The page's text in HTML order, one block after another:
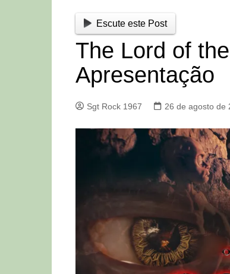
Escute este Post
The Lord of
Apresentação
Sgt Rock 1967 26 de agosto de